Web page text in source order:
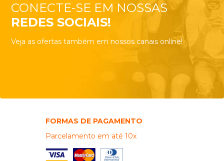
CONECTE-SE EM NOSSAS
REDES SOCIAIS!
Veja as ofertas também em nossos canais online!
FORMAS DE PAGAMENTO
Parcelamento em até 10x